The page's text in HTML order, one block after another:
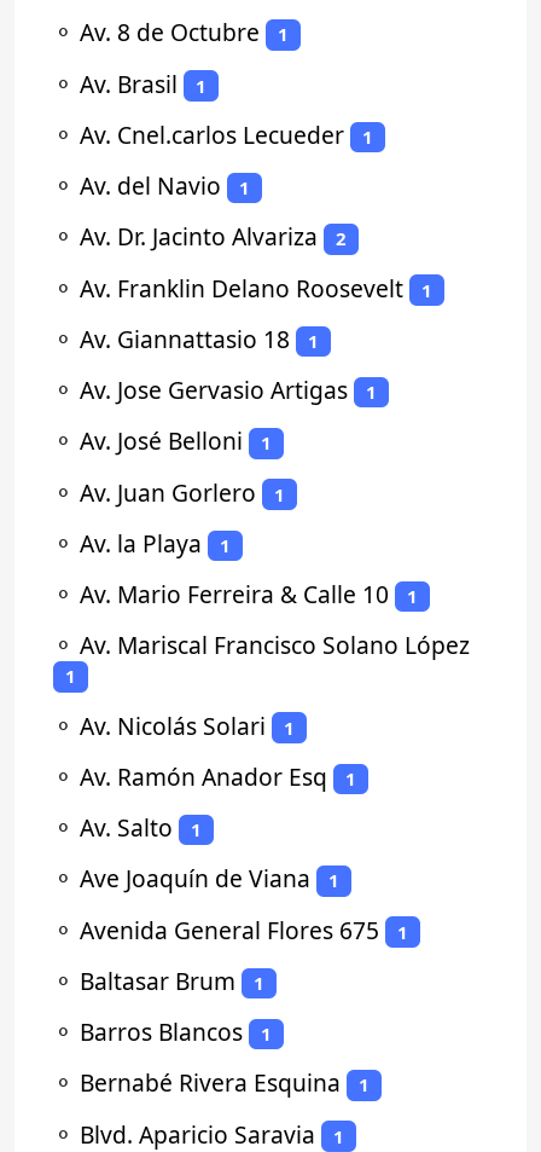
⚬ Av. 8 de Octubre 1
⚬ Av. Brasil 1
⚬ Av. Cnel.carlos Lecueder 1
⚬ Av. del Navio 1
⚬ Av. Dr. Jacinto Alvariza 2
⚬ Av. Franklin Delano Roosevelt 1
⚬ Av. Giannattasio 18 1
⚬ Av. Jose Gervasio Artigas 1
⚬ Av. José Belloni 1
⚬ Av. Juan Gorlero 1
⚬ Av. la Playa 1
⚬ Av. Mario Ferreira & Calle 10 1
⚬ Av. Mariscal Francisco Solano López
1
⚬ Av. Nicolás Solari 1
⚬ Av. Ramón Anador Esq 1
⚬ Av. Salto 1
⚬ Ave Joaquín de Viana 1
⚬ Avenida General Flores 675 1
⚬ Baltasar Brum 1
⚬ Barros Blancos 1
⚬ Bernabé Rivera Esquina 1
⚬ Blvd. Aparicio Saravia 1